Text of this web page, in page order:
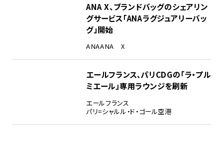
ANA X、ブランドバッグのシェアリン
グサービス「ANAラグジュアリーバッ
グ」開始
ANAANA X
エールフランス、パリCDGの「ラ・プル
ミエール」専用ラウンジを刷新
エールフランス
パリ=シャルル・ド・ゴール空港